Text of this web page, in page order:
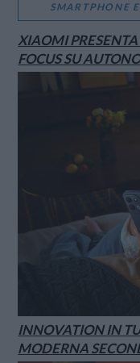
SMARTPHONE
XIAOMI
FOCUS SU
INNOVATION IN
MODERNA